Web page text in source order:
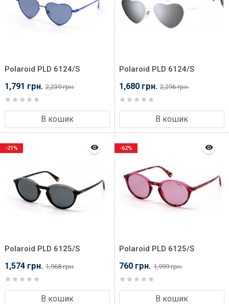
Polaroid PLD 6124/S
PJP54C3
1,791 грн. 2,239 грн.
В кошик
Polaroid PLD 6124/S
VK654EX
1,680 грн. 2,296 грн.
В кошик
Polaroid PLD 6125/S
08A50M9
1,574 грн. 1,968 грн.
В кошик
-21%
Polaroid PLD 6125/S
0T4500F
760 грн. 1,999 грн.
В кошик
-62%